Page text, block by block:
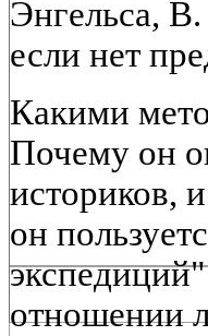
Энгельса,
если нет
Какими
Почему он
историков,
он
отношении